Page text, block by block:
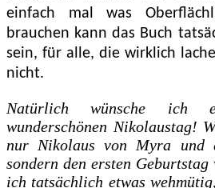
einfach mal was
brauchen kann das Buch
sein, für alle, die wirklich
nicht.
Natürlich wünsche ich
wunderschönen Nikolaustag!
nur Nikolaus von Myra und
sondern den ersten
ich tatsächlich etwas